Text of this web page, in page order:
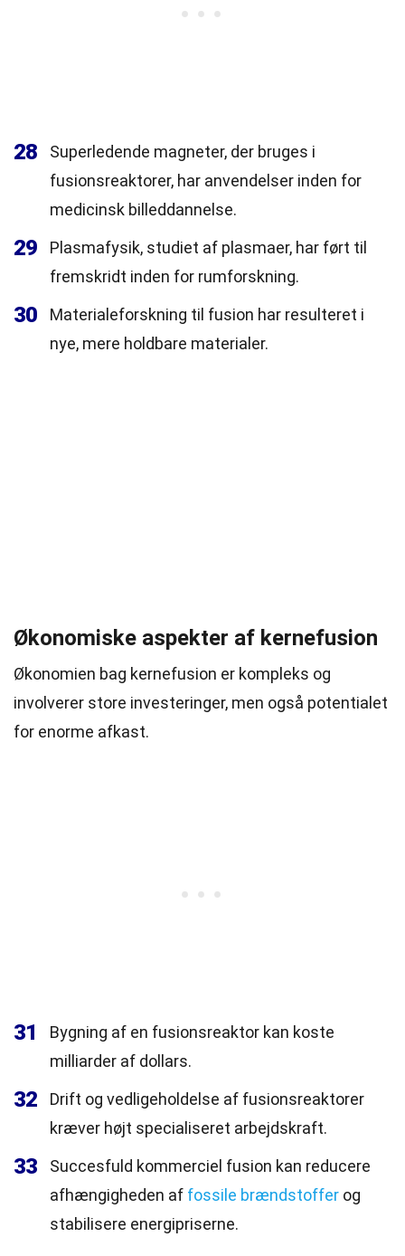
28
Superledende magneter, der bruges i
fusionsreaktorer, har anvendelser inden for
medicinsk billeddannelse.
29
Plasmafysik, studiet af plasmaer, har ført til
fremskridt inden for rumforskning.
30
Materialeforskning til fusion har resulteret i
nye, mere holdbare materialer.
Økonomiske aspekter af kernefusion
Økonomien bag kernefusion er kompleks og
involverer store investeringer, men også potentialet
for enorme afkast.
31
Bygning af en fusionsreaktor kan koste
milliarder af dollars.
32
Drift og vedligeholdelse af fusionsreaktorer
kræver højt specialiseret arbejdskraft.
33
Succesfuld kommerciel fusion kan reducere
afhængigheden af fossile brændstoffer og
stabilisere energipriserne.